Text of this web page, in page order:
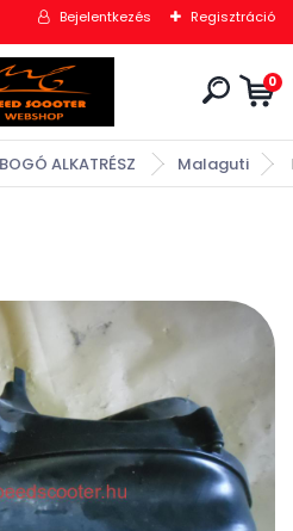
Bejelentkezés Regisztráció
0
ALKATRÉSZ Malaguti